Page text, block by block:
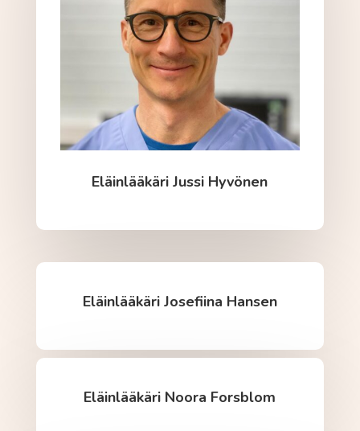
Eläinlääkäri Jussi Hyvönen
Eläinlääkäri Josefiina Hansen
Eläinlääkäri Noora Forsblom